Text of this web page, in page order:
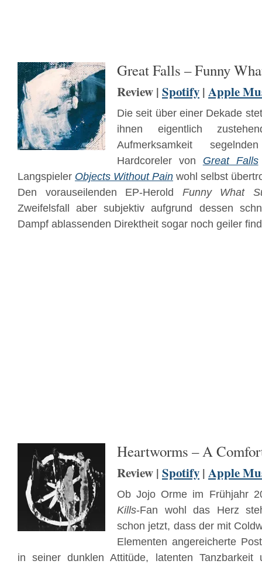
Great Falls – Funny
Review | Spotify | Apple
Die seit über einer Dekade
ihnen eigentlich
Aufmerksamkeit
Hardcoreler von Great Falls
Langspieler Objects Without Pain wohl selbst
Den vorauseilenden EP-Herold Funny What
Zweifelsfall aber subjektiv aufgrund dessen
Dampf ablassenden Direktheit sogar noch geiler
Heartworms – A
Review | Spotify | Apple
Ob Jojo Orme im Frühjahr
Kills-Fan wohl das Herz
schon jetzt, dass der mit
Elementen angereicherte
in seiner dunklen Attitüde, latenten Tanzbarkeit